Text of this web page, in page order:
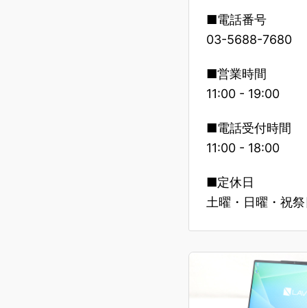
■電話番号
03-5688-7680
■営業時間
11:00 - 19:00
■電話受付時間
11:00 - 18:00
■定休日
土曜・日曜・祝